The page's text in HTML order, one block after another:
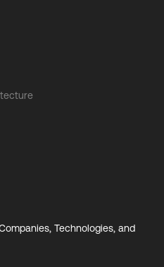
Technologies, and